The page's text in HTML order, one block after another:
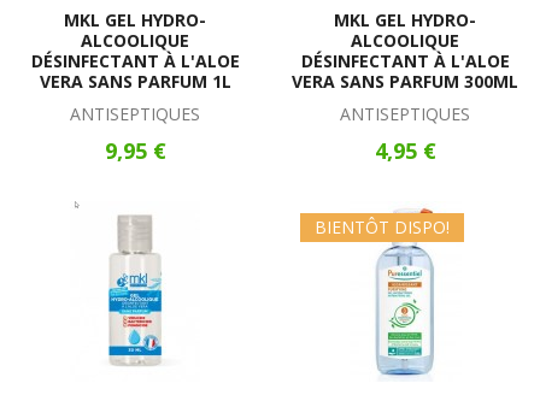
MKL GEL HYDRO-
ALCOOLIQUE
DÉSINFECTANT À L'ALOE
VERA SANS PARFUM 1L
ANTISEPTIQUES
9,95 €
MKL GEL HYDRO-
ALCOOLIQUE
DÉSINFECTANT À L'ALOE
VERA SANS PARFUM 300ML
ANTISEPTIQUES
4,95 €
BIENTÔT DISPO!